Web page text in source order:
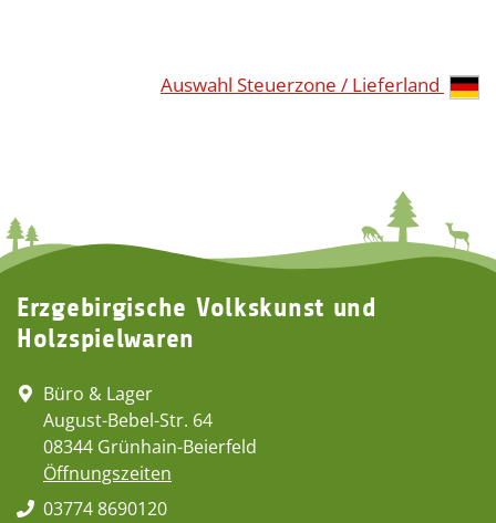
Auswahl Steuerzone / Lieferland
Erzgebirgische Volkskunst und
Holzspielwaren
Büro & Lager
August-Bebel-Str. 64
08344 Grünhain-Beierfeld
Öffnungszeiten
03774 8690120